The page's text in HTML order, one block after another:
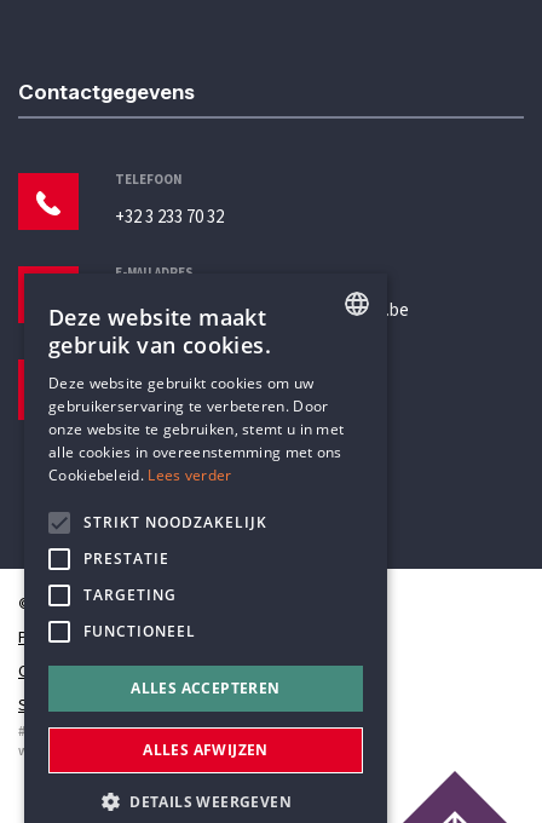
Contactgegevens
TELEFOON
+32 3 233 70 32
E-MAILADRES
secretariaat@humanistischverbond.be
Pottenbrug 4
Antwerpen, 2000
© Humanistisch Verbond 2026
Privacy
Cookiestatement
Sitemap
#codedwithlove byCodelines
webapplicaties
mobiele apps&maatwerk websites
DUTCH
Deze website maakt
gebruik van cookies.
Deze website gebruikt cookies om uw
gebruikerservaring te verbeteren. Door
onze website te gebruiken, stemt u in met
alle cookies in overeenstemming met ons
Cookiebeleid. Lees verder
STRIKT NOODZAKELIJK
PRESTATIE
TARGETING
FUNCTIONEEL
ALLES ACCEPTEREN
ALLES AFWIJZEN
DETAILS WEERGEVEN